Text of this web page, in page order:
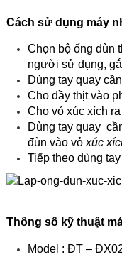
Cách sử dụng máy
Chọn bộ ống đùn
người sử dụng,
Dùng tay quay
Cho đầy thịt vào
Cho vỏ xúc xích
Dùng tay quay
đùn vào vỏ xúc
Tiếp theo dùng
Thông số kỹ thuật
Model : ĐT –